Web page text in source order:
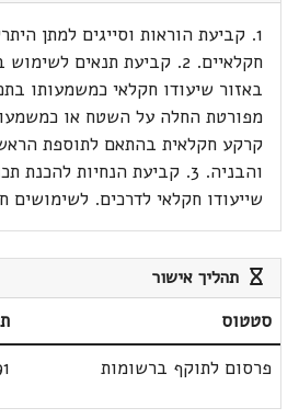
1. קביעת הוראות וסייגים למתן
חקלאיים. 2. קביעת תנאים
באזור שיעודו חקלאי כמשמעותו
מפורטת החלה על השטח או
קרקע חקלאית בהתאם לתוספת
והבניה. 3. קביעת הנחיות
שייעודו חקלאי לדרכים. לשימושים
תהליך אישור
סטטוס
פרסום לתוקף ברשומות